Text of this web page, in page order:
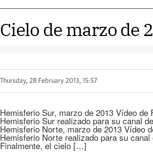
Cielo de marzo de
Thursday, 28 February 2013, 15:57
Hemisferio Sur, marzo de 2013 Vídeo
Hemisferio Sur realizado para su canal
Hemisferio Norte, marzo de 2013 Vídeo
Hemisferio Norte realizado para su
Finalmente, el cielo […]